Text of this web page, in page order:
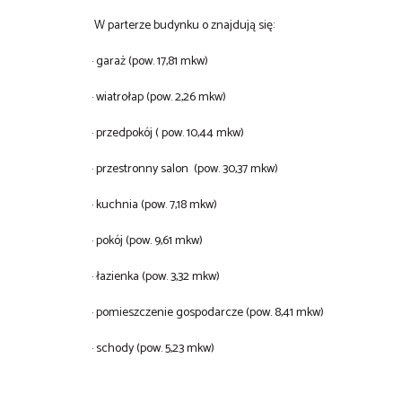
W parterze budynku o znajdują się:
· garaż (pow. 17,81 mkw)
· wiatrołap (pow. 2,26 mkw)
· przedpokój ( pow. 10,44 mkw)
· przestronny salon (pow. 30,37 mkw)
· kuchnia (pow. 7,18 mkw)
· pokój (pow. 9,61 mkw)
· łazienka (pow. 3,32 mkw)
· pomieszczenie gospodarcze (pow. 8,41 mkw)
· schody (pow. 5,23 mkw)